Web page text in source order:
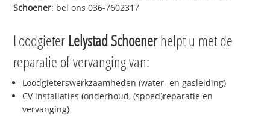
Schoener: bel ons 036-7602317
Loodgieter Lelystad Schoenerhelpt u met de
reparatie of vervanging van:
Loodgieterswerkzaamheden (water- en gasleiding)
CV installaties (onderhoud, (spoed)reparatie en
vervanging)